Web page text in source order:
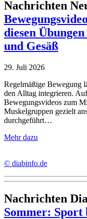
Nachrichten
diesen
und Gesäß
29. Juli 2026
Regelmäßige Bewegung
den Alltag integrieren.
Bewegungsvideos zum
Muskelgruppen gezielt
durchgeführt…
Mehr dazu
© diabinfo.de
Nachrichten
Sommer: Sport